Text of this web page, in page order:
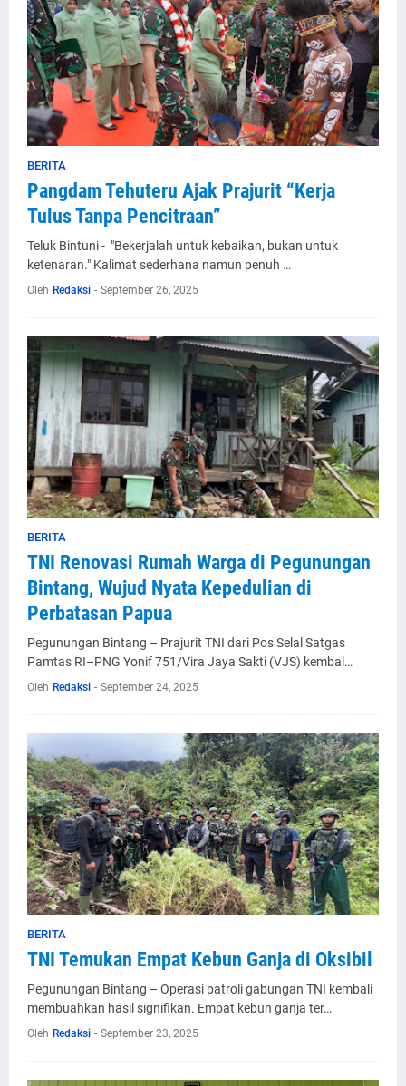
BERITA
Pangdam Tehuteru Ajak Prajurit “Kerja
Tulus Tanpa Pencitraan”
Teluk Bintuni - "Bekerjalah untuk kebaikan, bukan untuk
ketenaran." Kalimat sederhana namun penuh …
Oleh Redaksi - September 26, 2025
BERITA
TNI Renovasi Rumah Warga di Pegunungan
Bintang, Wujud Nyata Kepedulian di
Perbatasan Papua
Pegunungan Bintang – Prajurit TNI dari Pos Selal Satgas
Pamtas RI–PNG Yonif 751/Vira Jaya Sakti (VJS) kembal…
Oleh Redaksi - September 24, 2025
BERITA
TNI Temukan Empat Kebun Ganja di Oksibil
Pegunungan Bintang – Operasi patroli gabungan TNI kembali
membuahkan hasil signifikan. Empat kebun ganja ter…
Oleh Redaksi - September 23, 2025